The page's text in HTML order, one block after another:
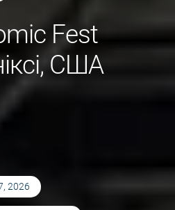
Fest
США
2026